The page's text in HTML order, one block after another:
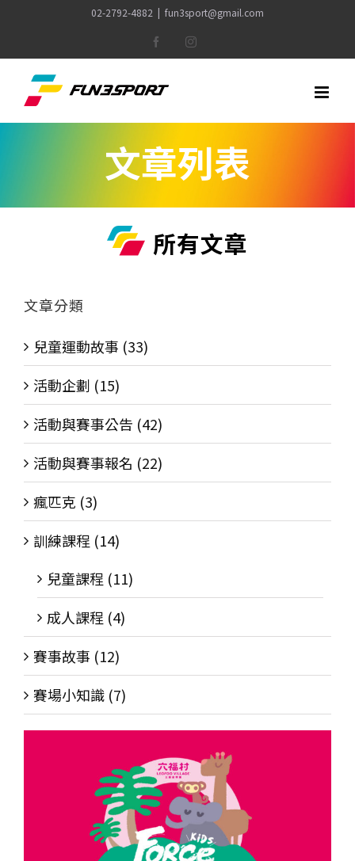
content
02-2792-4882 | fun3sport@gmail.com
FacebookInstagram
文章列表
所有文章
文章分類
兒童運動故事 (33)
活動企劃 (15)
活動與賽事公告 (42)
活動與賽事報名 (22)
瘋匹克 (3)
訓練課程 (14)
兒童課程 (11)
成人課程 (4)
賽事故事 (12)
賽場小知識 (7)